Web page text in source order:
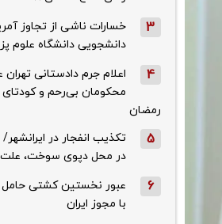
3
خسارات ناشی از تجاوز
دانشجویی دانشگاه علوم
4
اعلام جرم دادستانی تهران
رمضان
5
تکذیب ‌انفجار در
در محل دپوی سوخت، علت
6
عبور نخستین کشتی حامل
با مجوز ایران